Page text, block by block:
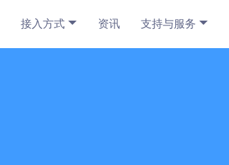
接入方式 资讯 支持与服务